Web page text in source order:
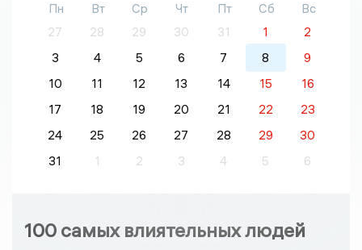
Пн Вт Ср Чт Пт Сб
Вс
27
28 29 30 31 1
2
3
4 5 6 7 8
9
10
11 12 13 14 15
16
17
18 19 20 21 22
23
24
25 26 27 28 29
30
31
1 2 3 4 5 6
100 самых влиятельных людей